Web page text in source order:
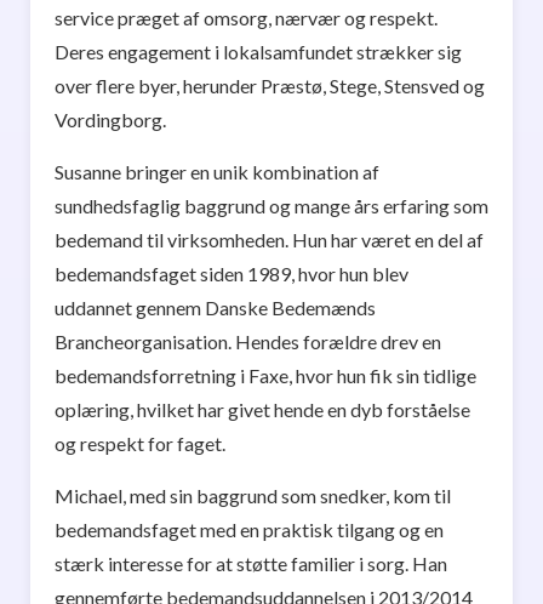
service præget af omsorg, nærvær og respekt.
Deres engagement i lokalsamfundet strækker sig
over flere byer, herunder Præstø, Stege, Stensved og
Vordingborg.
Susanne bringer en unik kombination af
sundhedsfaglig baggrund og mange års erfaring som
bedemand til virksomheden. Hun har været en del af
bedemandsfaget siden 1989, hvor hun blev
uddannet gennem Danske Bedemænds
Brancheorganisation. Hendes forældre drev en
bedemandsforretning i Faxe, hvor hun fik sin tidlige
oplæring, hvilket har givet hende en dyb forståelse
og respekt for faget.
Michael, med sin baggrund som snedker, kom til
bedemandsfaget med en praktisk tilgang og en
stærk interesse for at støtte familier i sorg. Han
gennemførte bedemandsuddannelsen i 2013/2014